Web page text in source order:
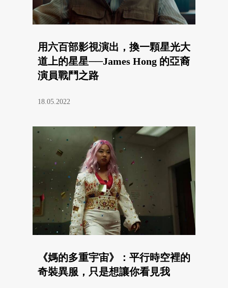
用六百部影視演出，換一顆星光大
道上的星星──​James Hong 的亞裔
演員戰鬥之路
18.05.2022
《媽的多重宇宙》：平行時空裡的
奇裝異服，只是想讓你看見我